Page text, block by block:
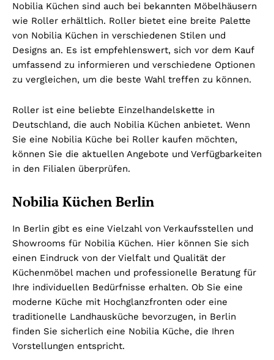
Nobilia Küchen sind auch bei bekannten Möbelhäusern
wie Roller erhältlich. Roller bietet eine breite Palette
von Nobilia Küchen in verschiedenen Stilen und
Designs an. Es ist empfehlenswert, sich vor dem Kauf
umfassend zu informieren und verschiedene Optionen
zu vergleichen, um die beste Wahl treffen zu können.
Roller ist eine beliebte Einzelhandelskette in
Deutschland, die auch Nobilia Küchen anbietet. Wenn
Sie eine Nobilia Küche bei Roller kaufen möchten,
können Sie die aktuellen Angebote und Verfügbarkeiten
in den Filialen überprüfen.
Nobilia Küchen Berlin
In Berlin gibt es eine Vielzahl von Verkaufsstellen und
Showrooms für Nobilia Küchen. Hier können Sie sich
einen Eindruck von der Vielfalt und Qualität der
Küchenmöbel machen und professionelle Beratung für
Ihre individuellen Bedürfnisse erhalten. Ob Sie eine
moderne Küche mit Hochglanzfronten oder eine
traditionelle Landhausküche bevorzugen, in Berlin
finden Sie sicherlich eine Nobilia Küche, die Ihren
Vorstellungen entspricht.